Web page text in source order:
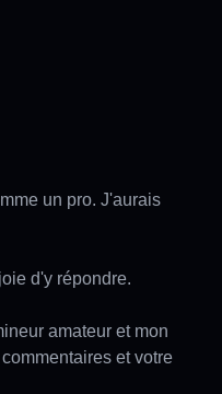
un pro. J'aurais
d'y répondre.
amateur et mon
et votre